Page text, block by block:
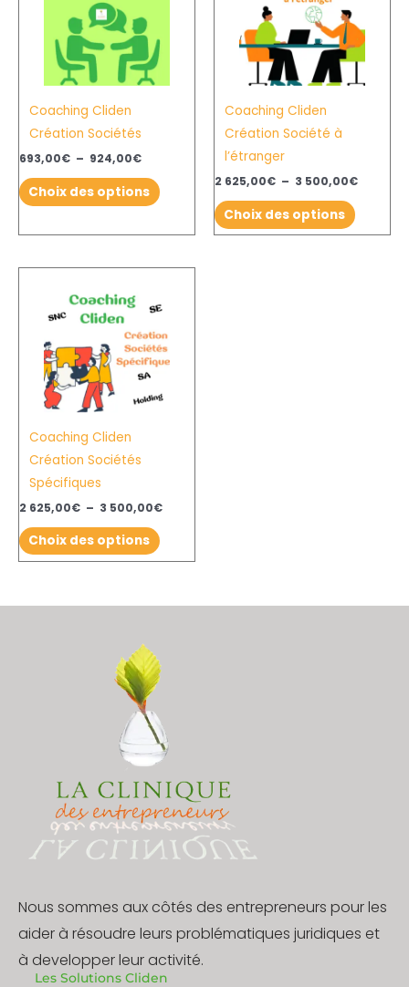
Coaching Cliden
Création Sociétés
693,00€ – 924,00€
924,00€
Choix des options
variations.
Les
options
la
produit
Coaching Cliden
Création Société à
l’étranger
2 625,00€ – 3 500,00€
3
500,00€
Choix des options
plusieurs
Les
options
sur
page
Coaching Cliden
Création Sociétés
Spécifiques
2 625,00€ – 3 500,00€
625,00€
à
3
Choix des options
produit
plusieurs
variations.
Les
sur
page
Nous sommes aux côtés des entrepreneurs pour les
aider à résoudre leurs problématiques juridiques et
à developper leur activité.
Les Solutions Cliden